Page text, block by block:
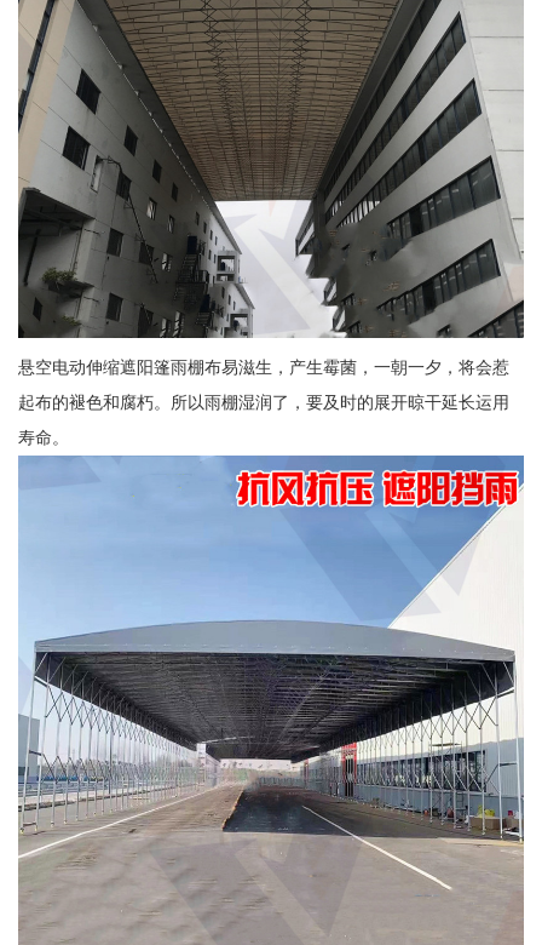
悬空电动伸缩遮阳篷雨棚布易滋生，产生霉菌，一朝一夕，将会惹
起布的褪色和腐朽。所以雨棚湿润了，要及时的展开晾干延长运用
寿命。